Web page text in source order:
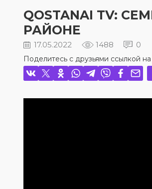
QOSTANAI TV:
РАЙОНЕ
17.05.2022 1488 0
Поделитесь с друзьями ссылкой